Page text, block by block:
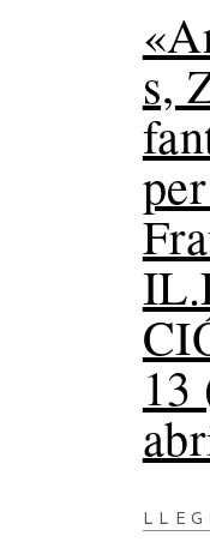
s,
13